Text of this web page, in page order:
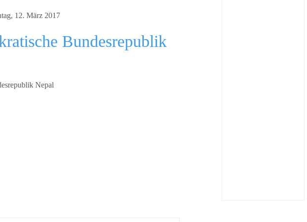
12. März 2017
Bundesrepublik